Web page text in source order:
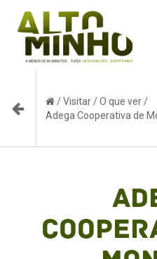
/Visitar/O que ver/
Adega Cooperativa de